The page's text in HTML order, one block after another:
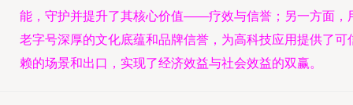
能，守护并提升了其核心价值——疗效与信誉；另一方面，
老字号深厚的文化底蕴和品牌信誉，为高科技应用提供了可
赖的场景和出口，实现了经济效益与社会效益的双赢。